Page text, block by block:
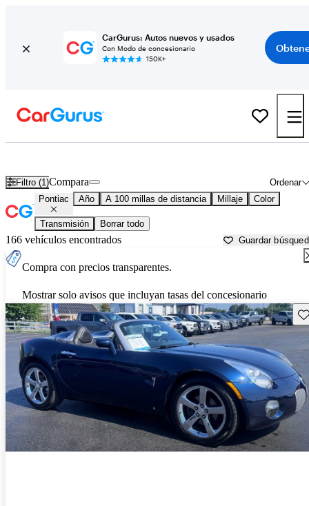
CarGurus: Autos nuevos y usados
Con Modo de concesionario
150K+
Filtro (1) Ordenar
Compara
Pontiac Año A 100 millas de distancia Millaje Color
Transmisión Borrar todo
166 vehículos encontrados Guardar
Compra con precios transparentes.
Mostrar solo avisos que incluyan tasas del concesionario